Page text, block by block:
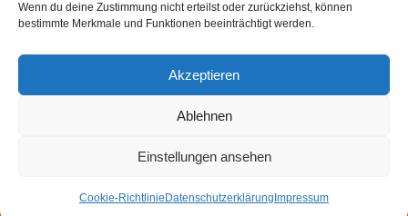
Wenn du deine Zustimmung nicht erteilst oder zurückziehst, können
bestimmte Merkmale und Funktionen beeinträchtigt werden.
Akzeptieren
Ablehnen
Einstellungen ansehen
Cookie-Richtlinie Datenschutzerklärung Impressum
Datenschutzerklärung